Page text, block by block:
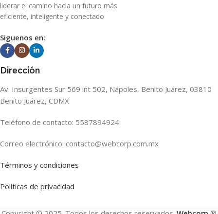
liderar el camino hacia un futuro más
eficiente, inteligente y conectado
Siguenos en:
Dirección
Av. Insurgentes Sur 569 int 502, Nápoles, Benito Juárez, 03810
Benito Juárez, CDMX
Teléfono de contacto: 5587894924
Correo electrónico: contacto@webcorp.com.mx
Términos y condiciones
Políticas de privacidad